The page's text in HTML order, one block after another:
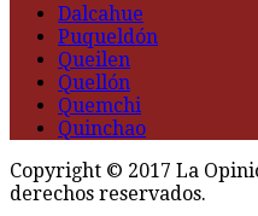
Dalcahue
Puqueldón
Queilen
Quellón
Quemchi
Quinchao
Copyright © 2017 La
derechos reservados.